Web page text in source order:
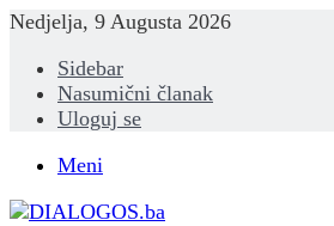
Nedjelja, 9 Augusta 2026
Sidebar
Nasumični članak
Uloguj se
Meni